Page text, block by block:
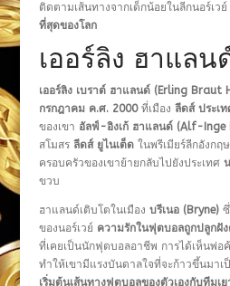
ติดตามเส้นทางจากเด็กน้อยในลีกนอร์เวย์
ที่สุดของโลก
เออร์ลิง ฮาแลน
เออร์ลิง เบราต์ ฮาแลนด์ (Erling Braut
กรกฎาคม ค.ศ. 2000ที่เมือง ลีดส์ ประเ
ของเขา อัลฟ์-อิงเก้ ฮาแลนด์ (Alf-Inge
สโมสร ลีดส์ ยูไนเต็ดในพรีเมียร์ลีกอังกฤ
ครอบครัวของเขาย้ายกลับไปยังประเทศ
ขวบ
ฮาแลนด์เติบโตในเมือง บรีเนอ (Bryne)ซึ่
ของนอร์เวย์ ความรักในฟุตบอลถูกปลูกฝัง
ที่เคยเป็นนักฟุตบอลอาชีพ การได้เห็นพ่อ
ทำให้เขามีแรงบันดาลใจที่จะก้าวขึ้นมาเ
เริ่มต้นเส้นทางฟุตบอลของตัวเองกับทีมเ